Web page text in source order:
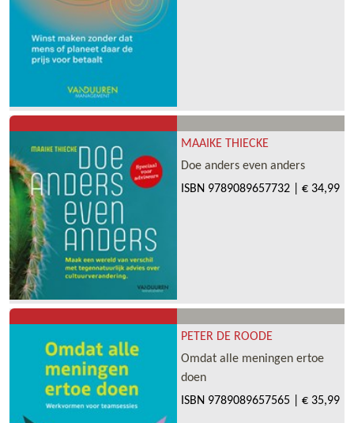
MAAIKE THIECKE
Doe anders even anders
ISBN 9789089657732 € 34,99
PETER DE ROODE
Omdat alle meningen ertoe
doen
ISBN 9789089657565 € 35,99